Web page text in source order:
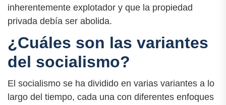
inherentemente explotador y que la propiedad
privada debía ser abolida.
¿Cuáles son las variantes
del socialismo?
El socialismo se ha dividido en varias variantes a lo
largo del tiempo, cada una con diferentes enfoques